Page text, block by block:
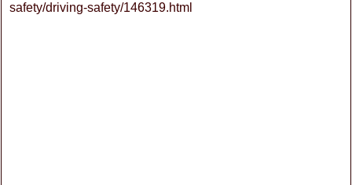
safety/driving-safety/146319.html